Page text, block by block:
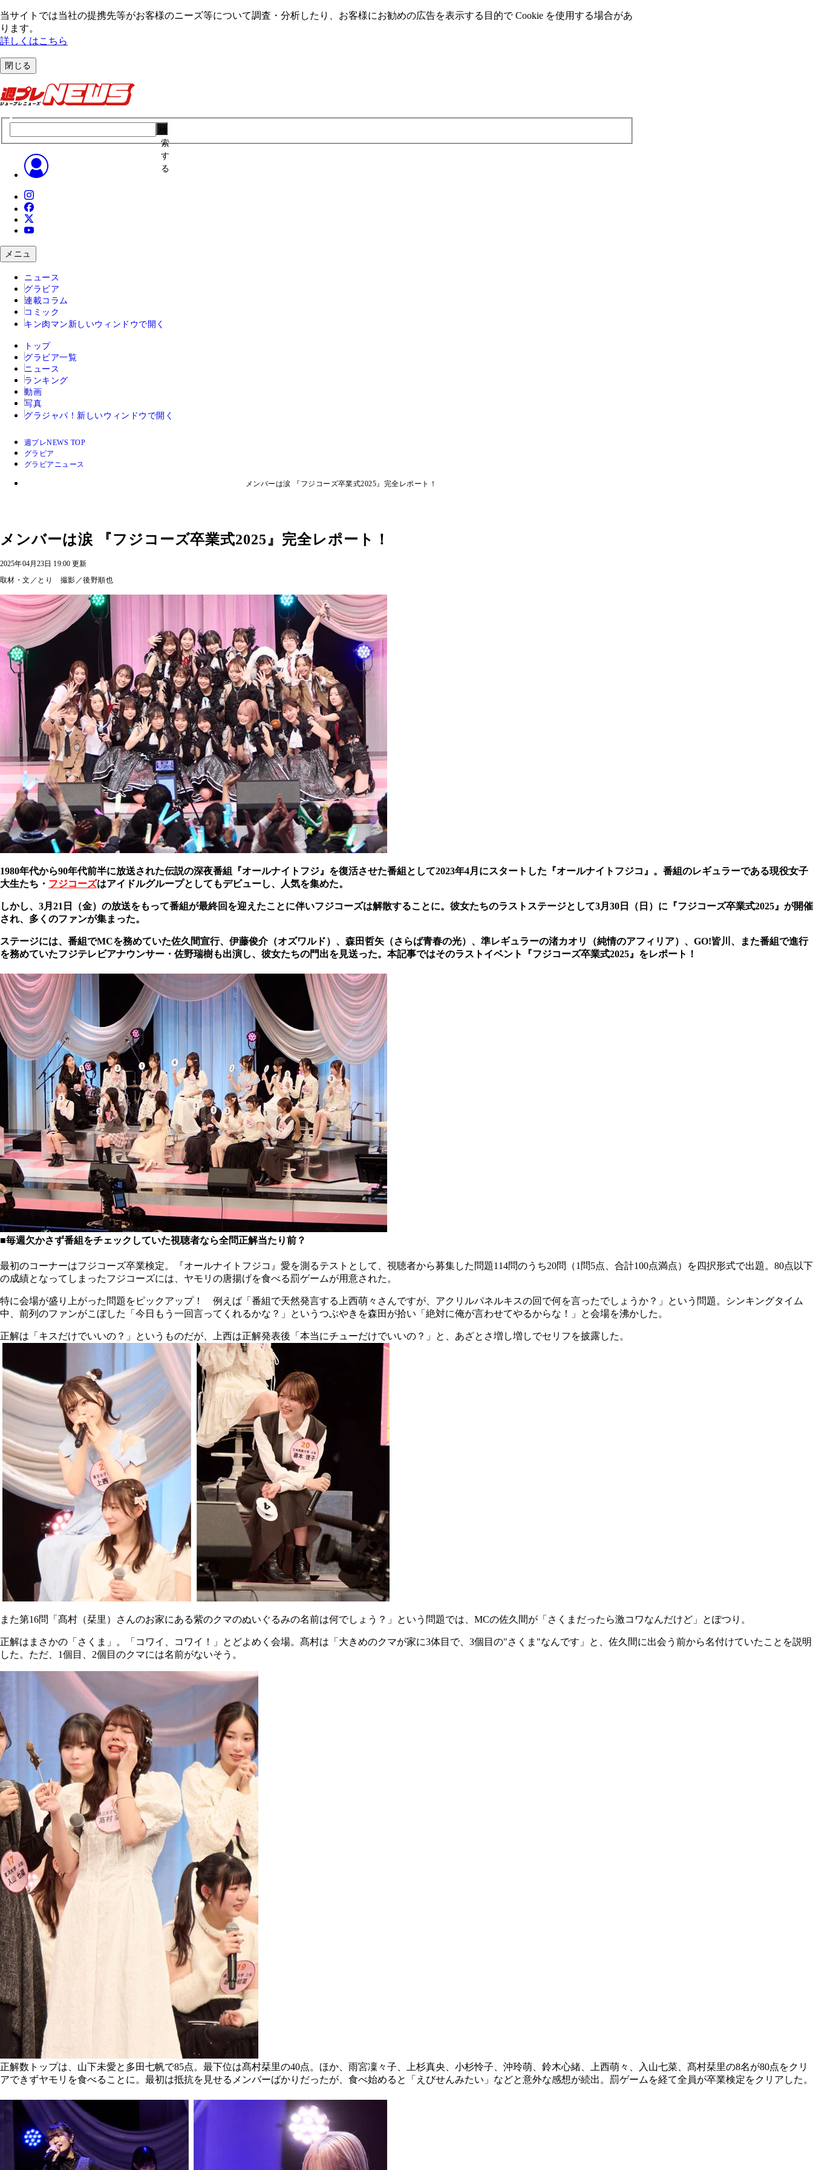
当サイトでは当社の提携先等がお客様のニーズ等について調査・分析したり、お客様にお勧めの広告を表⽰する⽬的で Cookie を使⽤する場合があ
ります。
詳しくはこちら
閉じる
索
す
る
メニュ
ニュース
グラビア
連載コラム
コミック
キン肉マン 新しいウィンドウで開く
トップ
グラビア一覧
ニュース
ランキング
動画
写真
グラジャパ！ 新しいウィンドウで開く
週プレNEWS TOP
グラビア
グラビアニュース
メンバーは涙 『フジコーズ卒業式2025』完全レポート！
メンバーは涙 『フジコーズ卒業式2025』完全レポート！
2025年04月23日 19:00 更新
取材・文／とり 撮影／後野順也
1980年代から90年代前半に放送された伝説の深夜番組『オールナイトフジ』を復活させた番組として2023年4月にスタートした『オールナイトフジコ』。番組のレギュラーである現役女子
大生たち・ フジコーズはアイドルグループとしてもデビューし、人気を集めた。
しかし、3月21日（金）の放送をもって番組が最終回を迎えたことに伴いフジコーズは解散することに。彼女たちのラストステージとして3月30日（日）に『フジコーズ卒業式2025』が開催
され、多くのファンが集まった。
ステージには、番組でMCを務めていた佐久間宣行、伊藤俊介（オズワルド）、森田哲矢（さらば青春の光）、準レギュラーの渚カオリ（純情のアフィリア）、GO!皆川、また番組で進行
を務めていたフジテレビアナウンサー・佐野瑞樹も出演し、彼女たちの門出を見送った。本記事ではそのラストイベント『フジコーズ卒業式2025』をレポート！
■毎週欠かさず番組をチェックしていた視聴者なら全問正解当たり前？
最初のコーナーはフジコーズ卒業検定。『オールナイトフジコ』愛を測るテストとして、視聴者から募集した問題114問のうち20問（1問5点、合計100点満点）を四択形式で出題。80点以下
の成績となってしまったフジコーズには、ヤモリの唐揚げを食べる罰ゲームが用意された。
特に会場が盛り上がった問題をピックアップ！ 例えば「番組で天然発言する上西萌々さんですが、アクリルパネルキスの回で何を言ったでしょうか？」という問題。シンキングタイム
中、前列のファンがこぼした「今日もう一回言ってくれるかな？」というつぶやきを森田が拾い「絶対に俺が言わせてやるからな！」と会場を沸かした。
正解は「キスだけでいいの？」というものだが、上西は正解発表後「本当にチューだけでいいの？」と、あざとさ増し増しでセリフを披露した。
また第16問「髙村（栞里）さんのお家にある紫のクマのぬいぐるみの名前は何でしょう？」という問題では、MCの佐久間が「さくまだったら激コワなんだけど」とぽつり。
正解はまさかの「さくま」。「コワイ、コワイ！」とどよめく会場。髙村は「大きめのクマが家に3体目で、3個目の"さくま"なんです」と、佐久間に出会う前から名付けていたことを説明
した。ただ、1個目、2個目のクマには名前がないそう。
正解数トップは、山下未愛と多田七帆で85点。最下位は髙村栞里の40点。ほか、雨宮凜々子、上杉真央、小杉怜子、沖玲萌、鈴木心緒、上西萌々、入山七菜、髙村栞里の8名が80点をクリ
アできずヤモリを食べることに。最初は抵抗を見せるメンバーばかりだったが、食べ始めると「えびせんみたい」などと意外な感想が続出。罰ゲームを経て全員が卒業検定をクリアした。